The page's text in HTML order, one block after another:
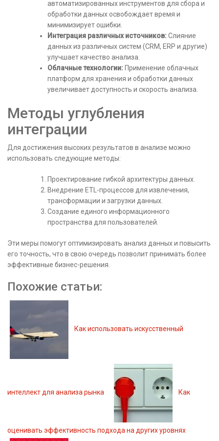
автоматизированных инструментов для сбора и
обработки данных освобождает время и
минимизирует ошибки.
Интеграция различных источников: Слияние
данных из различных систем (CRM, ERP и другие)
улучшает качество анализа.
Облачные технологии: Применение облачных
платформ для хранения и обработки данных
увеличивает доступность и скорость анализа.
Методы углубления
интеграции
Для достижения высоких результатов в анализе можно
использовать следующие методы:
Проектирование гибкой архитектуры данных.
Внедрение ETL-процессов для извлечения,
трансформации и загрузки данных.
Создание единого информационного
пространства для пользователей.
Эти меры помогут оптимизировать анализ данных и повысить
его точность, что в свою очередь позволит принимать более
эффективные бизнес-решения.
Похожие статьи:
Как использовать искусственный
интеллект для анализа рынка Как
оценивать эффективность подхода на других уровнях